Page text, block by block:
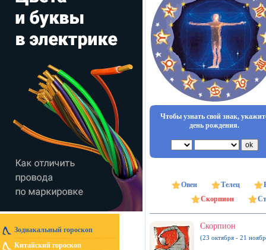
Зодиакальный гороскоп
Китайский гороскоп
Чтобы узнать свой знак,
день рождения.
Овен Телец
Скорпион
Скорпион
(23 октября - 21